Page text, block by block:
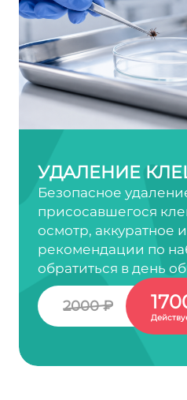
УДАЛЕНИЕ
Безопасное
присосавшегося
осмотр, аккуратное
рекомендации по
обратиться в день
2000 ₽